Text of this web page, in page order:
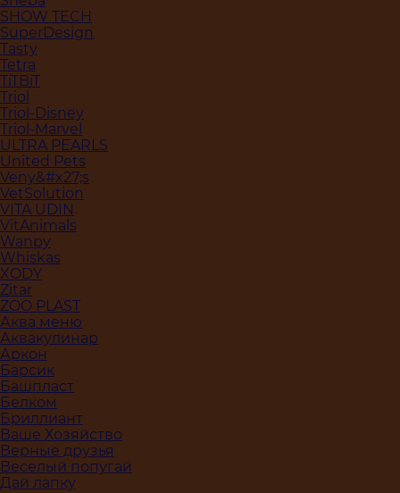
SHOW TECH
SuperDesign
Tasty
Tetra
TiTBiT
Triol
Triol-Disney
Triol-Marvel
ULTRA PEARLS
United Pets
Veny&#x27;s
VetSolution
VITA UDIN
VitAnimals
Wanpy
Whiskas
XODY
Zitar
ZOO PLAST
Аква меню
Аквакулинар
Аркон
Барсик
Башпласт
Белком
Бриллиант
Ваше Хозяйство
Верные друзья
Веселый попугай
Дай лапку